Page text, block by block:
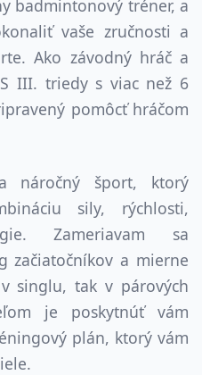
badmintonový tréner, a
vaše zručnosti a
Ako závodný hráč a
III. triedy s viac než 6
pomôcť hráčom
náročný šport, ktorý
sily, rýchlosti,
Zameriavam sa
začiatočníkov a mierne
singlu, tak v párových
je poskytnúť vám
plán, ktorý vám